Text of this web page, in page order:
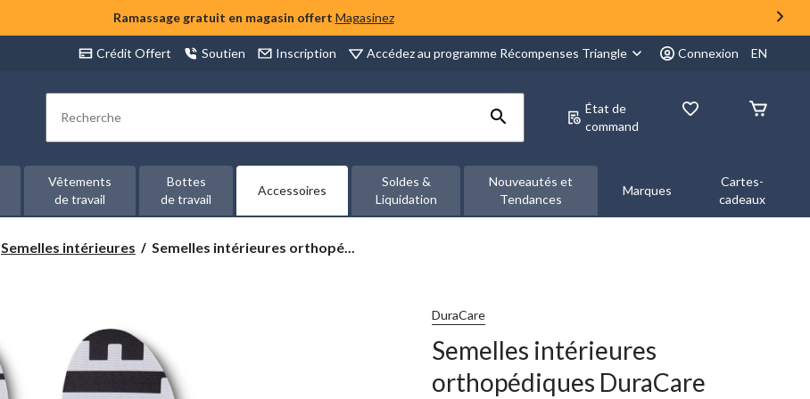
Ramassage gratuit en magasin offert Magasinez
Crédit Offert Soutien Inscription Accédez au programme Récompenses Triangle Connexion EN
Rechercher
État de
command
Vêtements
de travail
Bottes
de travail
Accessoires
Soldes &
Liquidation
Nouveautés et
Tendances
Marques
Cartes-
cadeaux
Semelles intérieures
Semelles
chaud
pour
un
Semelles intérieures orthopé...
DuraCare
Semelles intérieures
orthopédiques DuraCare